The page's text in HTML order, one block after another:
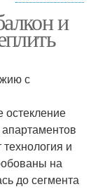
панорамными
и
с
и
на
до сегмента